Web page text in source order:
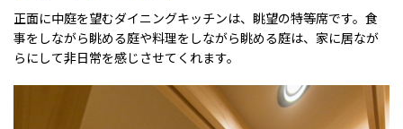
正面に中庭を望むダイニングキッチンは、眺望の特等席です。食
事をしながら眺める庭や料理をしながら眺める庭は、家に居なが
らにして非日常を感じさせてくれます。